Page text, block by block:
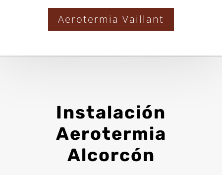
Aerotermia Vaillant
Instalación
Aerotermia
Alcorcón